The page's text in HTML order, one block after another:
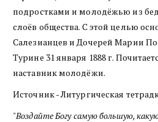
подростками и молодёжью из
слоёв общества. С этой целью
Cалезианцев и Дочерей Марии
Турине 31 января 1888 г.
наставник молодёжи.
Источник - Литургическая
"Воздайте Богу самую большую,